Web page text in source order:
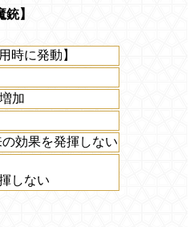
】
時に発動】
加
効果を発揮しない
しない